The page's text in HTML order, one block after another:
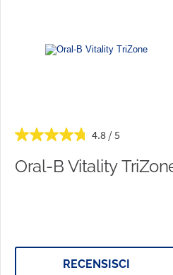
4.8
Oral-B Vitality
RECENSISCI